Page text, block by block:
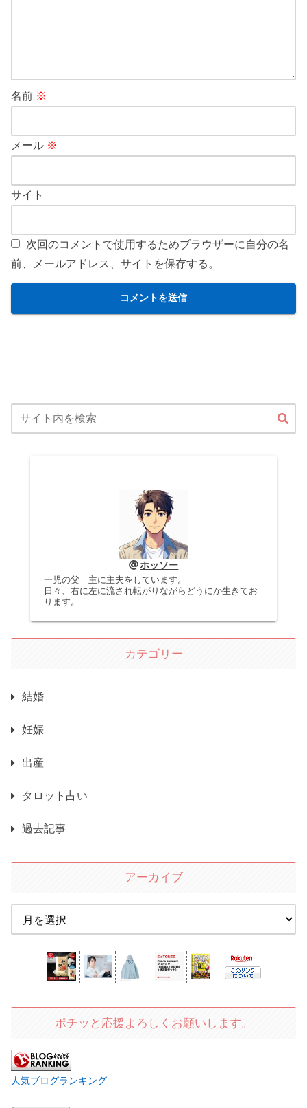
名前 ※
メール ※
サイト
次回のコメントで使用するためブラウザーに自分の名
前、メールアドレス、サイトを保存する。
ホッソー
一児の父 主に主夫をしています。
日々、右に左に流され転がりながらどうにか生きてお
ります。
カテゴリー
結婚
妊娠
出産
タロット占い
過去記事
アーカイブ
ポチッと応援よろしくお願いします。
人気ブログランキング